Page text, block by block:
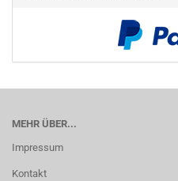
MEHR ÜBER...
Impressum
Kontakt